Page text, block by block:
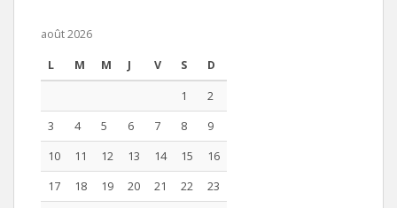
août 2026
L M M J V S D
1
2
3
4 5 6 7 8
9
10
11 12 13 14 15
16
17
18 19 20 21 22
23